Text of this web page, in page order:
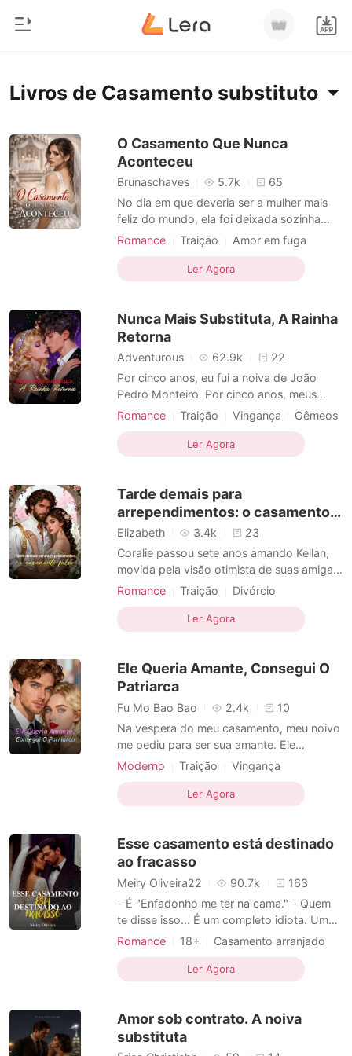
Histórico
Sair
Baixar App
Início
Moderno
Lobisomem
Contos
Ranking
Contos Curtos
Livros de Casamento substituto
O Casamento Que Nunca
Aconteceu
Brunaschaves 5.7k
65
No dia em que deveria ser a mulher mais
feliz do mundo, ela foi deixada sozinha
diante do altar. Vestida de branco, cercada
homem que prometeu amá-la escolheu
outra - uma mulher doente, um amor do
Humilhada, abandonad
Romance Traição
Amor em fuga
CEO
Casamento substituto
CEO
Segunda chance
Romance
Ler Agora
Nunca Mais Substituta, A Rainha
Retorna
Adventurous 62.9k
22
Por cinco anos, eu fui a noiva de João
Pedro Monteiro. Por cinco anos, meus
irmãos finalmente me trataram como uma
Helena — a que o abandonou no altar —
voltou com uma história falsa de câncer.
Eles acreditaram em cada men
Romance Traição Vingança
Gêmeos
Heroína incrível
Casamento substituto
Ler Agora
Tarde demais para
arrependimentos: o casamento
falso
Elizabeth 3.4k
23
Coralie passou sete anos amando Kellan,
movida pela visão otimista de suas amigas.
No entanto, um mês após o casamento,
que Kellan lhe entregara era falsa e
enganosa. Ele estava no exterior,
aquele casamento seria o
Romance Traição
Divórcio
Triangulo amoroso
Casamento substituto
Divórcio
Ler Agora
Ele Queria Amante, Consegui O
Patriarca
Fu Mo Bao Bao 2.4k
10
Na véspera do meu casamento, meu noivo
me pediu para ser sua amante. Ele
anunciou que se casaria com outra mulher,
publicamente, esperando que eu aceitasse
ser sua sombra. Diante da traição e da
de noiva. Eu não seria a es
Moderno Traição
Vingança
Casamento substituto
Vingança
Protagonista feminina
Ler Agora
Esse casamento está destinado
ao fracasso
Meiry Oliveira22 90.7k
163
- É "Enfadonho me ter na cama." - Quem
te disse isso... É um completo idiota. Um
incompetente que é o verdadeiro "sem
continuou, o polegar roçando meu lábio
a boca que você tem
Romance 18+
Casamento arranjado
CEO
Encantador
Paixão / Erótica
Casamento substituto
Bilionário
Ler Agora
Amor sob contrato. A noiva
substituta